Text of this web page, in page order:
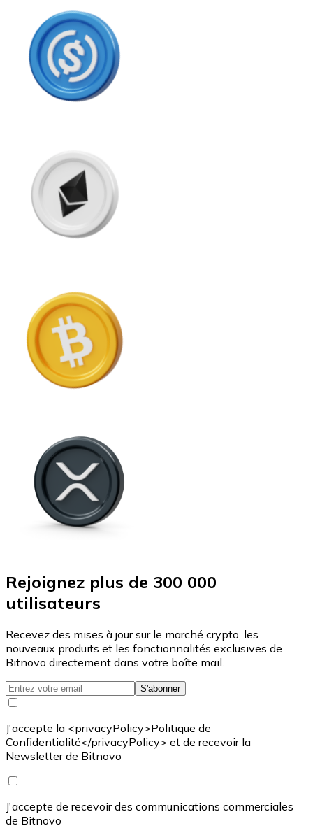
Rejoignez plus de 300 000
utilisateurs
Recevez des mises à jour sur le marché crypto, les
nouveaux produits et les fonctionnalités exclusives de
Bitnovo directement dans votre boîte mail.
S'abonner
J'accepte la <privacyPolicy>Politique de
Confidentialité</privacyPolicy> et de recevoir la
Newsletter de Bitnovo
J'accepte de recevoir des communications commerciales
de Bitnovo